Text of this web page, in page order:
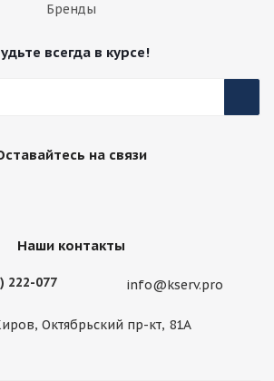
Бренды
всегда в курсе!
на связи
Наши контакты
222-077 info@kserv.pro
Октябрьский пр-кт, 81А